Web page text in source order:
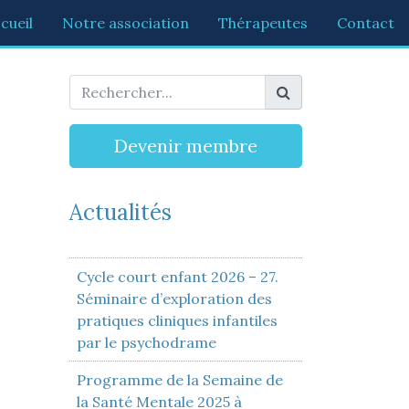
Notre association Thérapeutes Contact
Devenir membre
Actualités
Cycle court enfant 2026 – 27.
Séminaire d’exploration des
pratiques cliniques infantiles
par le psychodrame
Programme de la Semaine de
la Santé Mentale 2025 à